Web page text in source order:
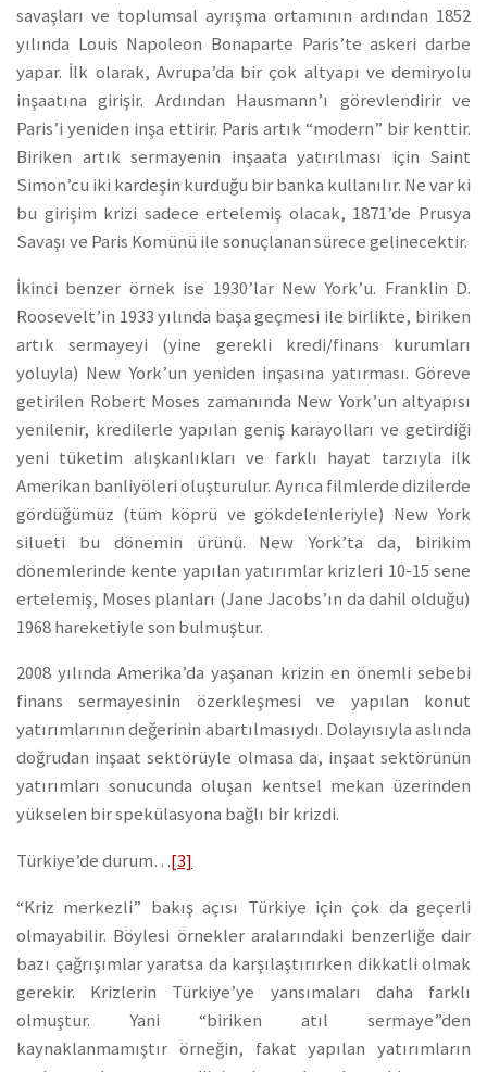
savaşları ve toplumsal ayrışma ortamının ardından 1852
yılında Louis Napoleon Bonaparte Paris’te askeri darbe
yapar. İlk olarak, Avrupa’da bir çok altyapı ve demiryolu
inşaatına girişir. Ardından Hausmann’ı görevlendirir ve
Paris’i yeniden inşa ettirir. Paris artık “modern” bir kenttir.
Biriken artık sermayenin inşaata yatırılması için Saint
Simon’cu iki kardeşin kurduğu bir banka kullanılır. Ne var ki
bu girişim krizi sadece ertelemiş olacak, 1871’de Prusya
Savaşı ve Paris Komünü ile sonuçlanan sürece gelinecektir.
İkinci benzer örnek ise 1930’lar New York’u. Franklin D.
Roosevelt’in 1933 yılında başa geçmesi ile birlikte, biriken
artık sermayeyi (yine gerekli kredi/finans kurumları
yoluyla) New York’un yeniden inşasına yatırması. Göreve
getirilen Robert Moses zamanında New York’un altyapısı
yenilenir, kredilerle yapılan geniş karayolları ve getirdiği
yeni tüketim alışkanlıkları ve farklı hayat tarzıyla ilk
Amerikan banliyöleri oluşturulur. Ayrıca filmlerde dizilerde
gördüğümüz (tüm köprü ve gökdelenleriyle) New York
silueti bu dönemin ürünü. New York’ta da, birikim
dönemlerinde kente yapılan yatırımlar krizleri 10-15 sene
ertelemiş, Moses planları (Jane Jacobs’ın da dahil olduğu)
1968 hareketiyle son bulmuştur.
2008 yılında Amerika’da yaşanan krizin en önemli sebebi
finans sermayesinin özerkleşmesi ve yapılan konut
yatırımlarının değerinin abartılmasıydı. Dolayısıyla aslında
doğrudan inşaat sektörüyle olmasa da, inşaat sektörünün
yatırımları sonucunda oluşan kentsel mekan üzerinden
yükselen bir spekülasyona bağlı bir krizdi.
Türkiye’de durum…[3]
“Kriz merkezli” bakış açısı Türkiye için çok da geçerli
olmayabilir. Böylesi örnekler aralarındaki benzerliğe dair
bazı çağrışımlar yaratsa da karşılaştırırken dikkatli olmak
gerekir. Krizlerin Türkiye’ye yansımaları daha farklı
olmuştur. Yani “biriken atıl sermaye”den
kaynaklanmamıştır örneğin, fakat yapılan yatırımların